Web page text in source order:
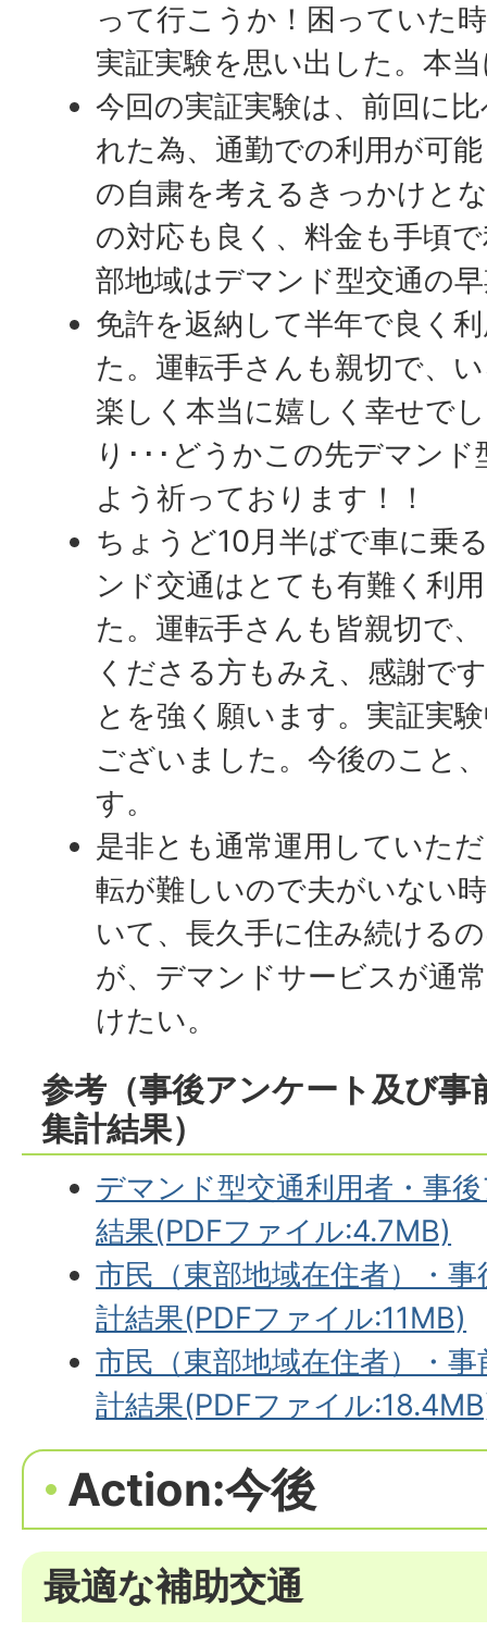
って行こうか！困っていた
実証実験を思い出した。本
今回の実証実験は、前回に
れた為、通勤での利用が可
の自粛を考えるきっかけと
の対応も良く、料金も手頃
部地域はデマンド型交通の
免許を返納して半年で良く
た。運転手さんも親切で、
楽しく本当に嬉しく幸せで
り･･･どうかこの先デマン
よう祈っております！！
ちょうど10月半ばで車に乗
ンド交通はとても有難く利
た。運転手さんも皆親切で
くださる方もみえ、感謝で
とを強く願います。実証実
ございました。今後のこと
す。
是非とも通常運用していた
転が難しいので夫がいない
いて、長久手に住み続ける
が、デマンドサービスが通
けたい。
参考（事後アンケート及び事
集計結果）
デマンド型交通利用者・事
結果(PDFファイル:4.7MB)
市民（東部地域在住者）・
計結果(PDFファイル:11MB)
市民（東部地域在住者）・
計結果(PDFファイル
Action:今後
最適な補助交通